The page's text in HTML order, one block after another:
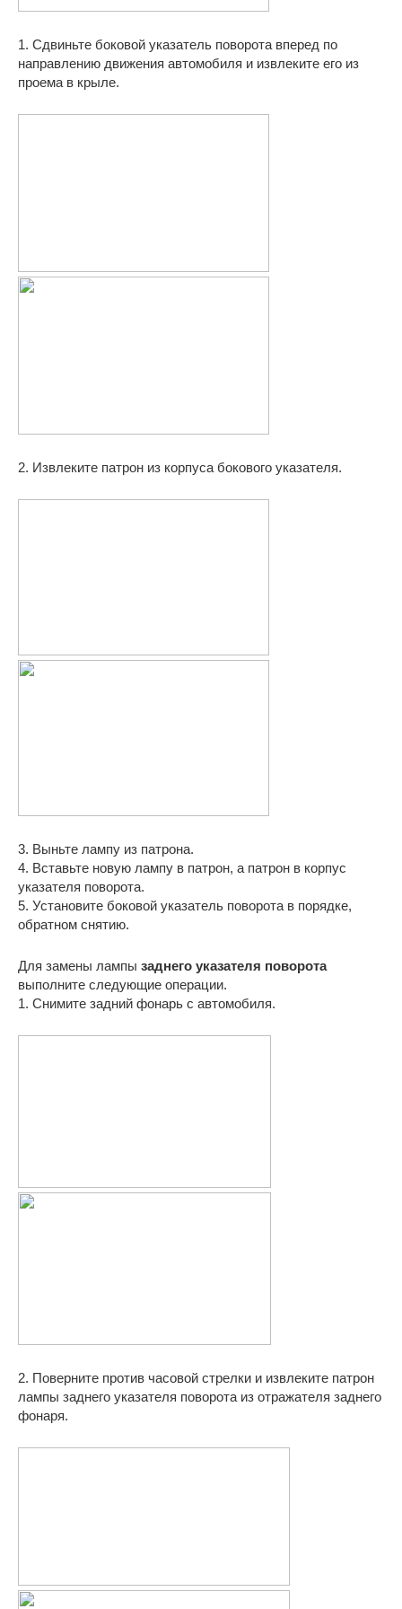
1. Сдвиньте боковой указатель поворота вперед по
направлению движения автомобиля и извлеките его из
проема в крыле.
2. Извлеките патрон из корпуса бокового указателя.
3. Выньте лампу из патрона.
4. Вставьте новую лампу в патрон, а патрон в корпус
указателя поворота.
5. Установите боковой указатель поворота в порядке,
обратном снятию.
Для замены лампы заднего указателя поворота
выполните следующие операции.
1. Снимите задний фонарь с автомобиля.
2. Поверните против часовой стрелки и извлеките патрон
лампы заднего указателя поворота из отражателя заднего
фонаря.